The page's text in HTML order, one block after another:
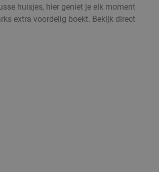
huisjes, hier geniet je elk moment
extra voordelig boekt. Bekijk direct